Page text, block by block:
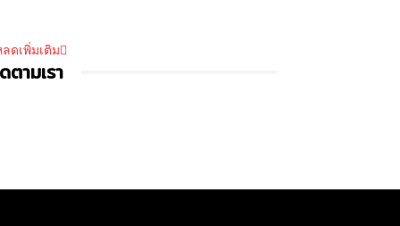
ดเพิ่มเติม
ตามเรา